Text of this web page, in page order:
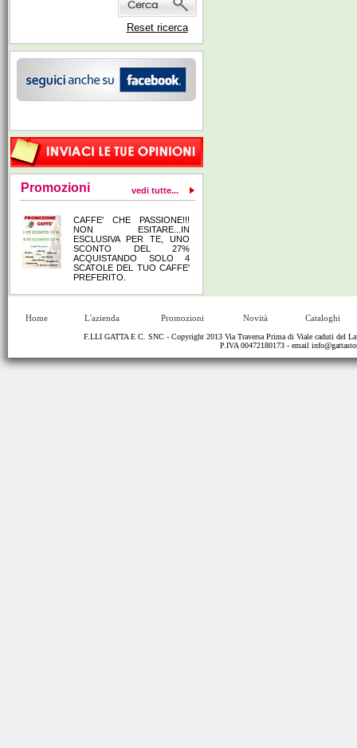
Reset ricerca
Promozioni vedi tutte...
CAFFE' CHE PASSIONE!!!
NON ESITARE...IN
ESCLUSIVA PER TE, UNO
SCONTO DEL 27%
ACQUISTANDO SOLO 4
SCATOLE DEL TUO CAFFE'
PREFERITO.
Home L'azienda Promozioni Novità Cataloghi
F.LLI GATTA E C. SNC - Copyright 2013 Via Traversa Prima di Viale caduti del
P.IVA 00472180173 - email